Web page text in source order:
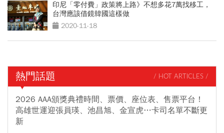
印尼「零付費」政策將上路》不想多花7萬找移工，
台灣應該借鏡韓國這樣做
2020-11-18
熱門話題 / HOT ARTICLES /
2026 AAA頒獎典禮時間、票價、座位表、售票平台！
高雄世運迎張員瑛、池昌旭、金宣虎…卡司名單不斷更
新